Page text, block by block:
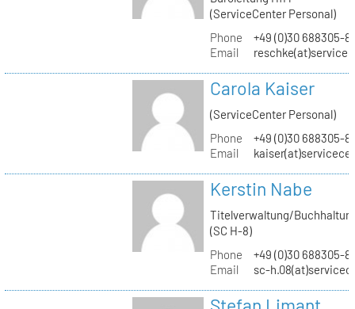
(ServiceCenter Personal)
Phone
+49 (0)30 688305-
Email
Carola Kaiser
(ServiceCenter Personal)
Phone
+49 (0)30 688305-
Email
Kerstin Nabe
Titelverwaltung/
(SC H-8)
Phone
+49 (0)30 688305-
Email
sc-